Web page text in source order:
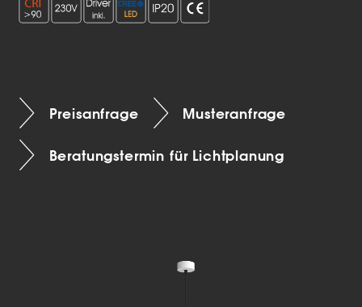
Preisanfrage Musteranfrage
Beratungstermin für Lichtplanung